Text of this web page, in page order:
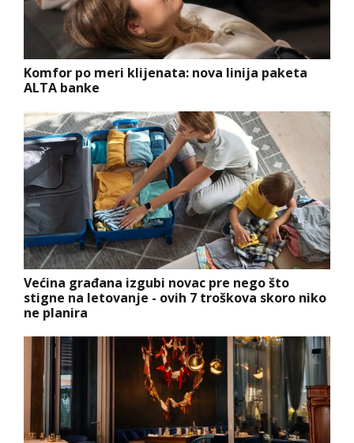
Komfor po meri klijenata: nova linija paketa
ALTA banke
Većina građana izgubi novac pre nego što
stigne na letovanje - ovih 7 troškova skoro niko
ne planira